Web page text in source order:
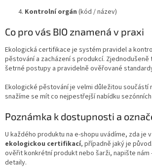
Kontrolní orgán (kód / název)
Co pro vás BIO znamená v praxi
Ekologická certifikace je systém pravidel a
pěstování a zacházení s produkcí. Zjednodušeně
šetrné postupy a pravidelně ověřované
Ekologické pěstování je velmi důležitou součástí
snažíme se mít co nejpestřejší nabídku
Poznámka k dostupnosti a
U každého produktu na e-shopu uvádíme, zda je v
ekologickou certifikací, případně jaký je
ověřit konkrétní produkt nebo šarži, napište nám
detaily.